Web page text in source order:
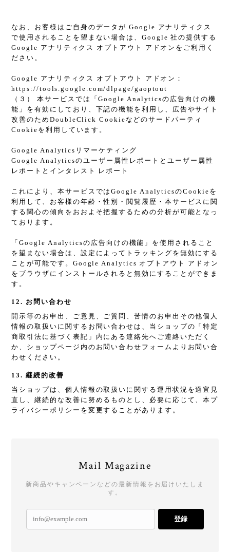
なお、お客様はご自身のデータが Google アナリティクス
で使用されることを望まない場合は、Google 社の提供する
Google アナリティクス オプトアウト アドオンをご利用く
ださい。
Google アナリティクス オプトアウト アドオン：
https://tools.google.com/dlpage/gaoptout
（３） 本サービスでは「Google Analyticsの広告向けの機
能」を有効にしており、下記の機能を利用し、広告やサイト
改善のためDoubleClick Cookieなどのサードパーティ
Cookieを利用しています。
Google Analyticsリマーケティング
Google Analyticsのユーザー属性レポートとユーザー属性
レポートとインタレスト レポート
これにより、本サービスではGoogle AnalyticsのCookieを
利用して、お客様の年齢・性別・閲覧履歴・本サービスに関
する関心の傾向をおおよそ把握するための分析が可能となっ
ております。
「Google Analyticsの広告向けの機能」を使用されること
を望まない場合は、設定によってトラッキングを無効にする
ことが可能です。Google Analytics オプトアウト アドオン
をブラウザにインストールされると無効にすることができま
す。
12. お問い合わせ
開示等のお申出、ご意見、ご質問、苦情のお申出その他個人
情報の取扱いに関するお問い合わせは、当ショップの「特定
商取引法に基づく表記」内にある連絡先へご連絡いただく
か、ショップページ内のお問い合わせフォームよりお問い合
わせください。
13. 継続的改善
当ショップは、個人情報の取扱いに関する運用状況を適宜見
直し、継続的な改善に努めるものとし、必要に応じて、本プ
ライバシーポリシーを変更することがあります。
Mail Magazine
新商品やキャンペーンなどの最新情報をお届けいたしま
す。
登録